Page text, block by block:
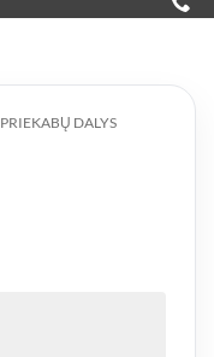
PRIEKABŲ DALYS